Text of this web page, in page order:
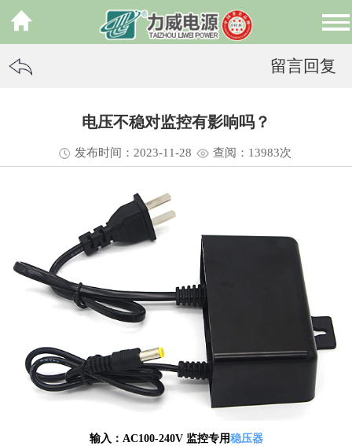
留言回复
电压不稳对监控有影响吗？
发布时间：2023-11-28 查阅：13983次
输入：AC100-240V 监控专用稳压器